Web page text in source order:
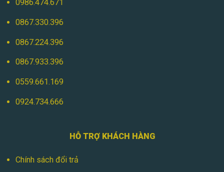
0986.474.671
0867.330.396
0867.224.396
0867.933.396
0559.661.169
0924.734.666
HỖ TRỢ KHÁCH HÀNG
Chính sách đổi trả